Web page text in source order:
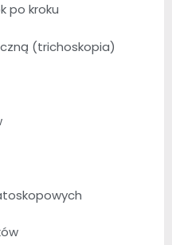
po kroku
(trichoskopia)